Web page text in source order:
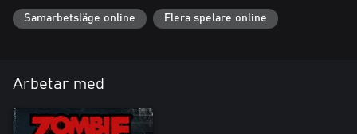
Samarbetsläge online Flera spelare online
Arbetar med